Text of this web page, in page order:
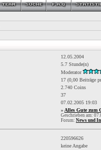
12.05.2004
5.7 Stunde(n)
Moderator
17 (0,00 Beiträge
2.740 Coins
37
07.02.2005 19:03
» Alles Gute zum
Geschrieben am:
Forum: News und
220596626
keine Angabe